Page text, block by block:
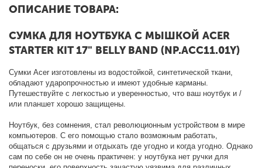
ОПИСАНИЕ ТОВАРА:
СУМКА ДЛЯ НОУТБУКА С МЫШКОЙ ACER
STARTER KIT 17" BELLY BAND (NP.ACC11.01Y)
Сумки Acer изготовлены из водостойкой, синтетической ткани,
обладают ударопрочностью и имеют удобные карманы.
Путешествуйте с легкостью и уверенностью, что ваш ноутбук и /
или планшет хорошо защищены.
Ноутбук, без сомнения, стал революционным устройством в мире
компьютеров. С его помощью стало возможным работать,
общаться с друзьями и отдыхать где угодно и когда угодно. Однако
сам по себе он не очень практичен: у ноутбука нет ручки для